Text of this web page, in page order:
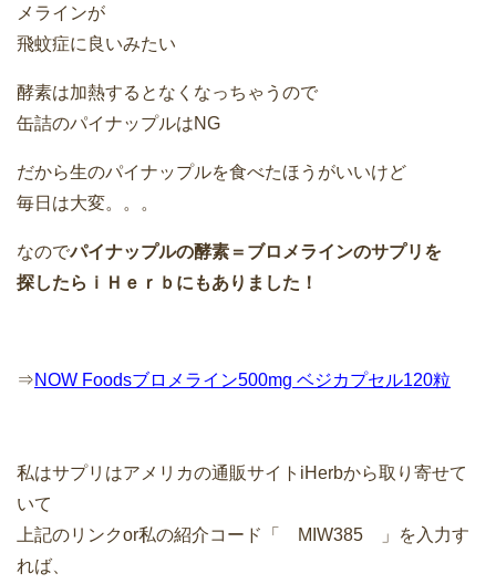
メラインが
飛蚊症に良いみたい
酵素は加熱するとなくなっちゃうので
缶詰のパイナップルはNG
だから生のパイナップルを食べたほうがいいけど
毎日は大変。。。
なのでパイナップルの酵素＝ブロメラインのサプリを
探したらｉＨｅｒｂにもありました！
⇒NOW Foodsブロメライン500mg ベジカプセル120粒
私はサプリはアメリカの通販サイトiHerbから取り寄せて
いて
上記のリンクor私の紹介コード「 MIW385 」を入力す
れば、